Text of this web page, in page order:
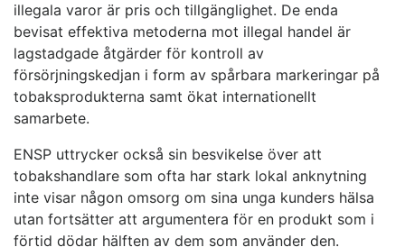
illegala varor är pris och tillgänglighet. De enda
bevisat effektiva metoderna mot illegal handel är
lagstadgade åtgärder för kontroll av
försörjningskedjan i form av spårbara markeringar på
tobaksprodukterna samt ökat internationellt
samarbete.
ENSP uttrycker också sin besvikelse över att
tobakshandlare som ofta har stark lokal anknytning
inte visar någon omsorg om sina unga kunders hälsa
utan fortsätter att argumentera för en produkt som i
förtid dödar hälften av dem som använder den.